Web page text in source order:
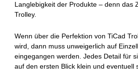
Langlebigkeit der Produkte – denn das
Trolley.
Wenn über die Perfektion von TiCad
wird, dann muss unweigerlich auf
eingegangen werden. Jedes Detail für
auf den ersten Blick klein und eventuell